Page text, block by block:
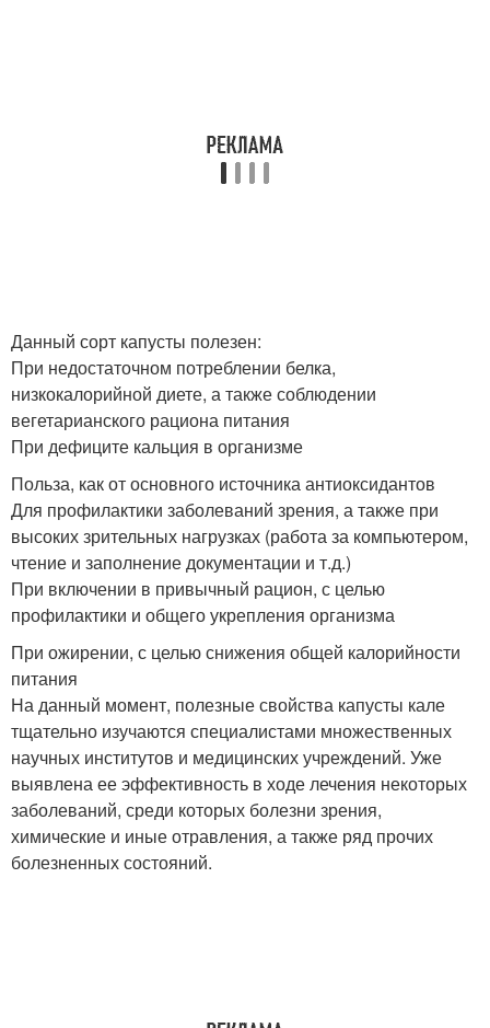
Данный сорт капусты полезен:
При недостаточном потреблении белка,
низкокалорийной диете, а также соблюдении
вегетарианского рациона питания
При дефиците кальция в организме
Польза, как от основного источника антиоксидантов
Для профилактики заболеваний зрения, а также при
высоких зрительных нагрузках (работа за компьютером,
чтение и заполнение документации и т.д.)
При включении в привычный рацион, с целью
профилактики и общего укрепления организма
При ожирении, с целью снижения общей калорийности
питания
На данный момент, полезные свойства капусты кале
тщательно изучаются специалистами множественных
научных институтов и медицинских учреждений. Уже
выявлена ее эффективность в ходе лечения некоторых
заболеваний, среди которых болезни зрения,
химические и иные отравления, а также ряд прочих
болезненных состояний.